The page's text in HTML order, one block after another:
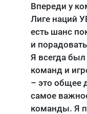
Впереди у
Лиге наций
есть шанс
и
Я всегда
команд и
– это общее
самое
команды. Я